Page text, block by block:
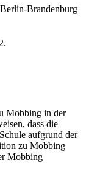
Brandenburg
Mobbing in der
dass die
aufgrund der
zu Mobbing
Mobbing